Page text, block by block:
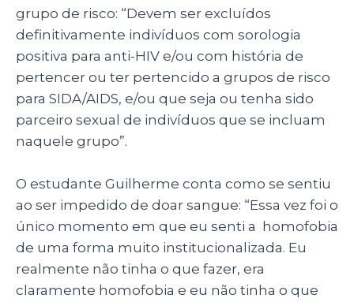
grupo de risco: “Devem ser excluídos
definitivamente indivíduos com sorologia
positiva para anti-HIV e/ou com história de
pertencer ou ter pertencido a grupos de risco
para SIDA/AIDS, e/ou que seja ou tenha sido
parceiro sexual de indivíduos que se incluam
naquele grupo”.
O estudante Guilherme conta como se sentiu
ao ser impedido de doar sangue: “Essa vez foi o
único momento em que eu senti a homofobia
de uma forma muito institucionalizada. Eu
realmente não tinha o que fazer, era
claramente homofobia e eu não tinha o que